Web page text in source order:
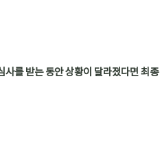
사를 받는 동안 상황이 달라졌다면 최종